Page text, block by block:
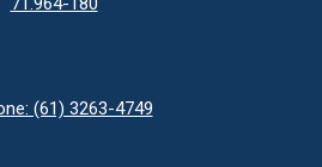
(61) 3263-4749